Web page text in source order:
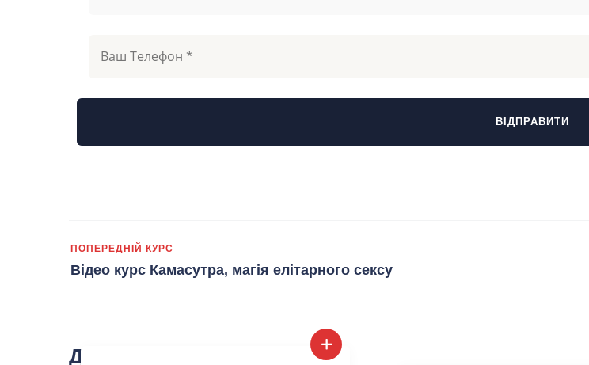
ПОПЕРЕДНІЙ КУРС
Відео курс Камасутра, магія елітарного сексу
Другие курсы